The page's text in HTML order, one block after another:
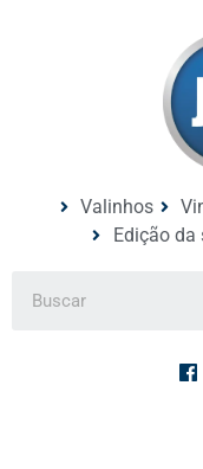
Valinhos
Edição da